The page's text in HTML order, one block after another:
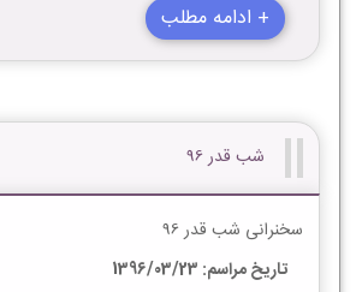
+ ادامه مطلب
شب قدر 96
سخنرانی شب قدر 96
تاریخ مراسم: 1396/03/23